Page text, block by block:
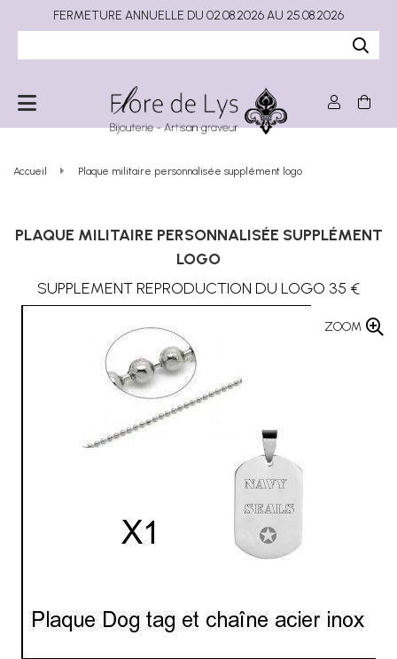
Accueil Plaque militaire personnalisée supplément logo
PLAQUE MILITAIRE PERSONNALISÉE SUPPLÉMENT
LOGO
SUPPLEMENT REPRODUCTION DU LOGO 35 €
ZOOM
FERMETURE ANNUELLE DU 02.08.2026 AU 25.08.2026